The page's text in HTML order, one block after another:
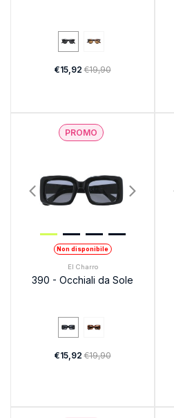
€15,92€19,90
PROMO
Non disponibile
El Charro
390 - Occhiali da Sole
€15,92€19,90